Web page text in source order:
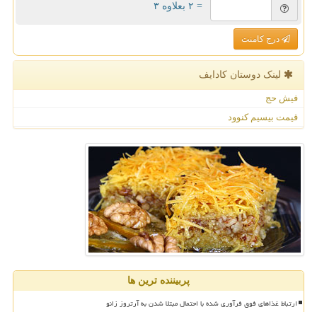
= ۲ بعلاوه ۳
درج کامنت
لینک دوستان كادایف
فیش حج
قیمت بیسیم کنوود
پربیننده ترین ها
ارتباط غذاهای فوق فرآوری شده با احتمال مبتلا شدن به آرتروز زانو